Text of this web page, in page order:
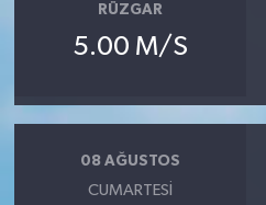
RÜZGAR
5.00 M/S
08 AĞUSTOS
CUMARTESI